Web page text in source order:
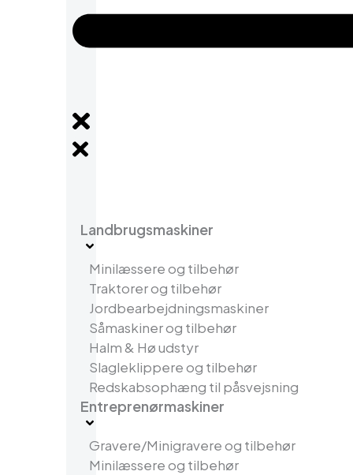
Landbrugsmaskiner
Minilæssere og tilbehør
Traktorer og tilbehør
Jordbearbejdningsmaskiner
Såmaskiner og tilbehør
Halm & Hø udstyr
Slagleklippere og tilbehør
Redskabsophæng til påsvejsning
Entreprenørmaskiner
Gravere/Minigravere og tilbehør
Minilæssere og tilbehør